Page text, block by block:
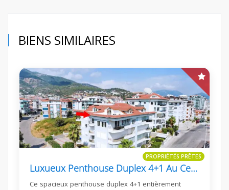
BIENS SIMILAIRES
PROPRIÉTÉS PRÊTES
Luxueux Penthouse Duplex 4+1 Au Centre D'alanya
Ce spacieux penthouse duplex 4+1 entièrement